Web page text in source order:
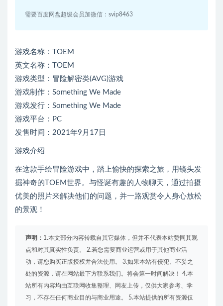
需要百度网盘超级会员加微信：svip8463
游戏名称：TOEM
英文名称：TOEM
游戏类型：冒险解密类(AVG)游戏
游戏制作：Something We Made
游戏发行：Something We Made
游戏平台：PC
发售时间：2021年9月17日
游戏介绍
在这款手绘冒险游戏中，踏上愉快的探索之旅，用镜头发
掘神奇的TOEM世界。与怪诞有趣的人物聊天，通过拍摄
优美的照片来解决他们的问题，并一路观赏令人身心放松
的景观！
声明： 1.本文部分内容转载自其它媒体，但并不代表本站赞同其观
点和对其真实性负责。 2.若您需要商业运营或用于其他商业活
动，请您购买正版授权并合法使用。 3.如果本站有侵犯、不妥之
处的资源，请在网站最下方联系我们。将会第一时间解决！ 4.本
站所有内容均由互联网收集整理、网友上传，仅供大家参考、学
习，不存在任何商业目的与商业用途。 5.本站提供的所有资源仅